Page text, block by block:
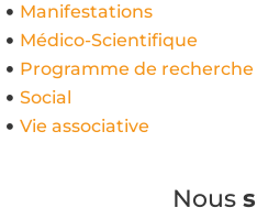
Manifestations
Médico-Scientifique
Programme de recherche
Social
Vie associative
Nous